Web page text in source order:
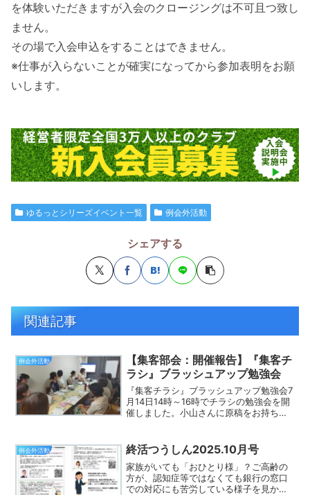
を体験いただきますが入会のクロージングは不可且つ致し
ません。
その場で入会申込をすることはできません。
※仕事が入らないことが確実になってから参加表明をお願
いします。
ゆるっとシリーズイベント一覧 例会外活動
シェアする
関連記事
例会外活動
【集客部会：開催報告】『集客チ
ラシ』ブラッシュアップ勉強会
『集客チラシ』ブラッシュアップ勉強会7
月14日14時～16時でチラシの勉強会を開
催しました。小山さんに原稿をお持ち込
ん、アオキユフコさん、佐藤エリさんデ
ザインしなおした...
例会外活動 終活つうしん2025.10月号
家族がいても「おひとり様」？ご高齢の
方が、認知症等ではなくても銀行の窓口
での対応にも苦労している様子を見かけ